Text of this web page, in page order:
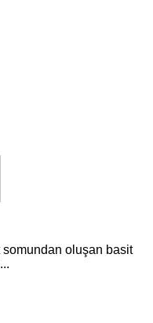
somundan oluşan basit